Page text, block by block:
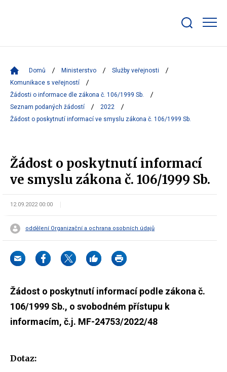
bar
Domů Ministerstvo
Služby veřejnosti
Komunikace s veřejností
Žádosti o informace dle zákona č. 106/1999 Sb.
Seznam podaných žádostí
2022
Žádost o poskytnutí informací ve smyslu zákona č. 106/1999 Sb.
Žádost o poskytnutí informací
ve smyslu zákona č. 106/1999 Sb.
12.09.2022 00:00
oddělení Organizační a ochrana osobních údajů
Žádost o poskytnutí informací podle zákona č.
106/1999 Sb., o svobodném přístupu k
informacím, č.j. MF-24753/2022/48
Dotaz: